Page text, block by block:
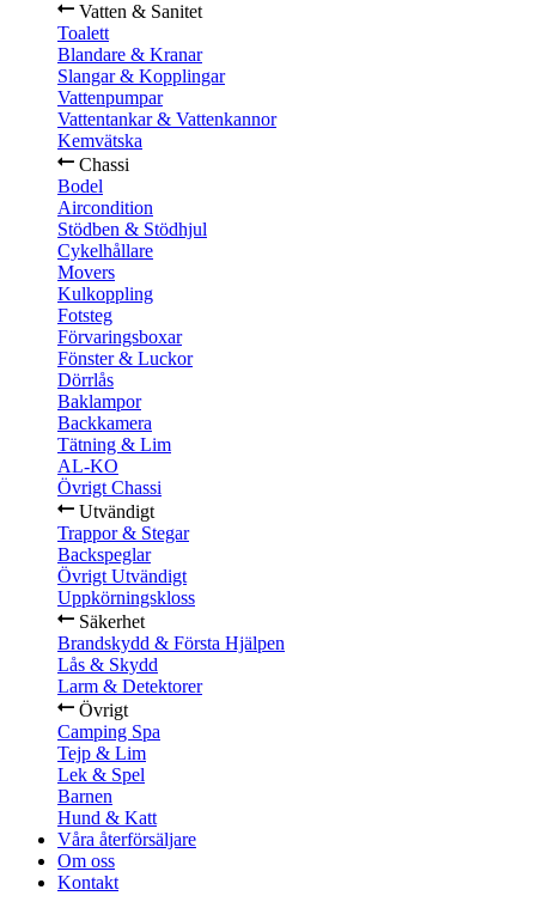
Vatten & Sanitet
Toalett
Blandare & Kranar
Slangar & Kopplingar
Vattenpumpar
Vattentankar & Vattenkannor
Kemvätska
Chassi
Bodel
Aircondition
Stödben & Stödhjul
Cykelhållare
Movers
Kulkoppling
Fotsteg
Förvaringsboxar
Fönster & Luckor
Dörrlås
Baklampor
Backkamera
Tätning & Lim
AL-KO
Övrigt Chassi
Utvändigt
Trappor & Stegar
Backspeglar
Övrigt Utvändigt
Uppkörningskloss
Säkerhet
Brandskydd & Första Hjälpen
Lås & Skydd
Larm & Detektorer
Övrigt
Camping Spa
Tejp & Lim
Lek & Spel
Barnen
Hund & Katt
Våra återförsäljare
Om oss
Kontakt